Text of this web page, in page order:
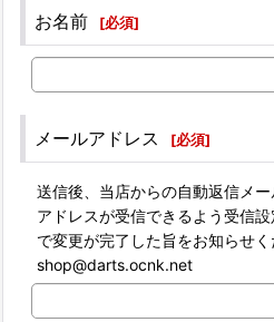
お名前 [必須]
メールアドレス [必須]
送信後、当店からの自動返信メ
アドレスが受信できるよう受信
で変更が完了した旨をお知らせ
shop@darts.ocnk.net